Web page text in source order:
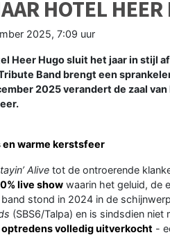
HOTEL HEER
2025, 7:09 uur
Heer Hugo sluit het jaar in stijl
Band brengt een
2025 verandert de zaal
en warme kerstsfeer
Alive tot de ontroerende
live show waarin het geluid, de
stond in 2024 in de
(SBS6/Talpa) en is sindsdien
optredens volledig uitverkocht -